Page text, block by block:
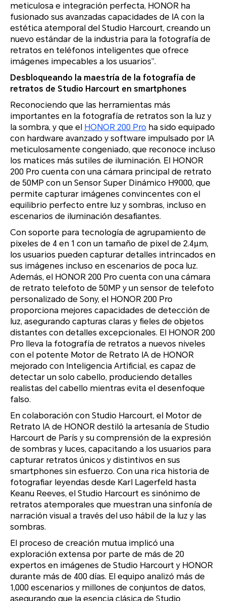
meticulosa e integración perfecta, HONOR ha
fusionado sus avanzadas capacidades de IA con la
estética atemporal del Studio Harcourt, creando un
nuevo estándar de la industria para la fotografía de
retratos en teléfonos inteligentes que ofrece
imágenes impecables a los usuarios”.
Desbloqueando la maestría de la fotografía de
retratos de Studio Harcourt en smartphones
Reconociendo que las herramientas más
importantes en la fotografía de retratos son la luz y
la sombra, y que el HONOR 200 Pro ha sido equipado
con hardware avanzado y software impulsado por IA
meticulosamente congeniado, que reconoce incluso
los matices más sutiles de iluminación. El HONOR
200 Pro cuenta con una cámara principal de retrato
de 50MP con un Sensor Super Dinámico H9000, que
permite capturar imágenes convincentes con el
equilibrio perfecto entre luz y sombras, incluso en
escenarios de iluminación desafiantes.
Con soporte para tecnología de agrupamiento de
pixeles de 4 en 1 con un tamaño de pixel de 2.4μm,
los usuarios pueden capturar detalles intrincados en
sus imágenes incluso en escenarios de poca luz.
Además, el HONOR 200 Pro cuenta con una cámara
de retrato telefoto de 50MP y un sensor de telefoto
personalizado de Sony, el HONOR 200 Pro
proporciona mejores capacidades de detección de
luz, asegurando capturas claras y fieles de objetos
distantes con detalles excepcionales. El HONOR 200
Pro lleva la fotografía de retratos a nuevos niveles
con el potente Motor de Retrato IA de HONOR
mejorado con Inteligencia Artificial, es capaz de
detectar un solo cabello, produciendo detalles
realistas del cabello mientras evita el desenfoque
falso.
En colaboración con Studio Harcourt, el Motor de
Retrato IA de HONOR destiló la artesanía de Studio
Harcourt de París y su comprensión de la expresión
de sombras y luces, capacitando a los usuarios para
capturar retratos únicos y distintivos en sus
smartphones sin esfuerzo. Con una rica historia de
fotografiar leyendas desde Karl Lagerfeld hasta
Keanu Reeves, el Studio Harcourt es sinónimo de
retratos atemporales que muestran una sinfonía de
narración visual a través del uso hábil de la luz y las
sombras.
El proceso de creación mutua implicó una
exploración extensa por parte de más de 20
expertos en imágenes de Studio Harcourt y HONOR
durante más de 400 días. El equipo analizó más de
1,000 escenarios y millones de conjuntos de datos,
asegurando que la esencia clásica de Studio